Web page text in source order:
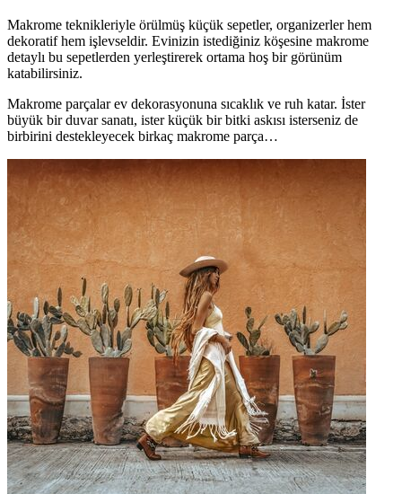
Makrome teknikleriyle örülmüş küçük sepetler, organizerler hem
dekoratif hem işlevseldir. Evinizin istediğiniz köşesine makrome
detaylı bu sepetlerden yerleştirerek ortama hoş bir görünüm
katabilirsiniz.
Makrome parçalar ev dekorasyonuna sıcaklık ve ruh katar. İster
büyük bir duvar sanatı, ister küçük bir bitki askısı isterseniz de
birbirini destekleyecek birkaç makrome parça…